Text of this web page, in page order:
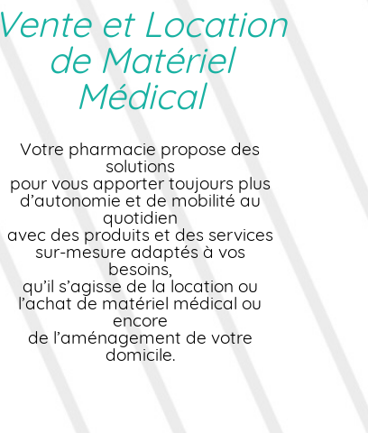
Vente et Location
de Matériel
Médical
Votre pharmacie propose des
solutions
pour vous apporter toujours plus
d’autonomie et de mobilité au
quotidien
avec des produits et des services
sur-mesure adaptés à vos
besoins,
qu’il s’agisse de la location ou
l’achat de matériel médical ou
encore
de l’aménagement de votre
domicile.